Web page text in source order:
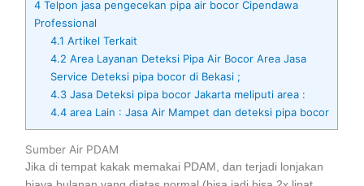
4 Telpon jasa pengecekan pipa air bocor Cipendawa
Professional
4.1 Artikel Terkait
4.2 Area Layanan Deteksi Pipa Air Bocor Area Jasa
Service Deteksi pipa bocor di Bekasi ;
4.3Jasa Deteksi pipa bocor Jakarta meliputi area :
4.4area Lain : Jasa Air Mampet dan deteksi pipa bocor
Sumber Air PDAM
Jika di tempat kakak memakai PDAM, dan terjadi lonjakan